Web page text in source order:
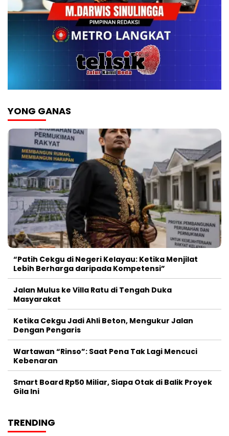
YONG GANAS
“Patih Cekgu di Negeri Kelayau: Ketika Menjilat
Lebih Berharga daripada Kompetensi”
Jalan Mulus ke Villa Ratu di Tengah Duka
Masyarakat
Ketika Cekgu Jadi Ahli Beton, Mengukur Jalan
Dengan Pengaris
Wartawan “Rinso”: Saat Pena Tak Lagi Mencuci
Kebenaran
Smart Board Rp50 Miliar, Siapa Otak di Balik Proyek
Gila Ini
TRENDING